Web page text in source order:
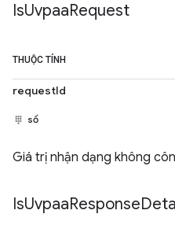
IsUvpaaRequest
THUỘC TÍNH
requestId
số
Giá trị nhận dạng không
IsUvpaaResponse